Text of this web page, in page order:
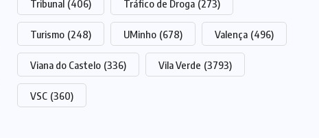
Tribunal (406) Tráfico de Droga (273)
Turismo (248) UMinho (678) Valença (496)
Viana do Castelo (336) Vila Verde (3793)
VSC (360)